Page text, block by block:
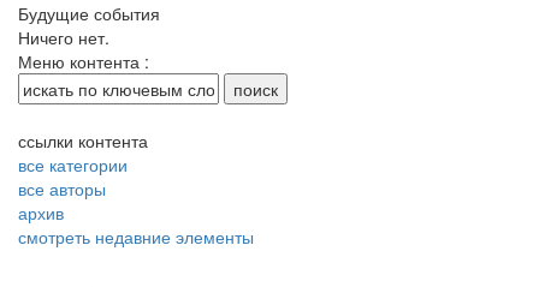
Будущие события
Ничего нет.
Меню контента :
ссылки контента
все категории
все авторы
архив
смотреть недавние элементы